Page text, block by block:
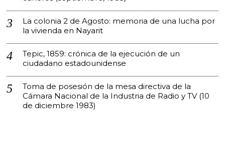
La colonia 2 de Agosto: memoria de una lucha por
la vivienda en Nayarit
Tepic, 1859: crónica de la ejecución de un
ciudadano estadounidense
Toma de posesión de la mesa directiva de la
Cámara Nacional de la Industria de Radio y TV (10
de diciembre 1983)